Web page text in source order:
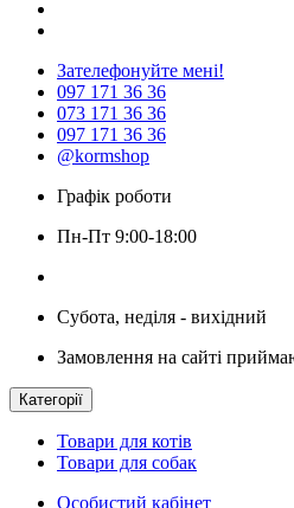
Зателефонуйте мені!
097 171 36 36
073 171 36 36
097 171 36 36
@kormshop
Графік роботи
Пн-Пт 9:00-18:00
Субота, неділя - вихідний
Замовлення на сайті
Категорії
Товари для котів
Товари для собак
Особистий кабінет